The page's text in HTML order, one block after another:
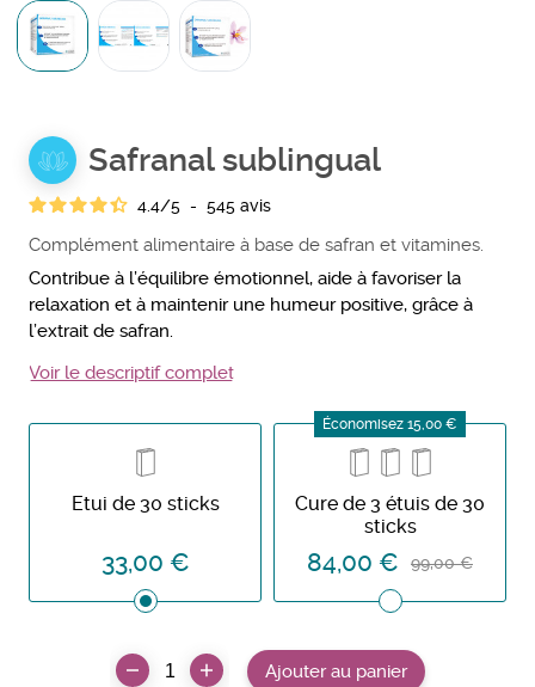
Safranal sublingual
4.4/5 - 545 avis
Complément alimentaire à base de safran et vitamines.
Contribue à l’équilibre émotionnel, aide à favoriser la
relaxation et à maintenir une humeur positive, grâce à
l’extrait de safran.
Voir le descriptif complet
Etui de 30 sticks
33,00 €
Économisez 15,00 €
Cure de 3 étuis de 30
sticks
84,00 € 99,00 €
Ajouter au panier